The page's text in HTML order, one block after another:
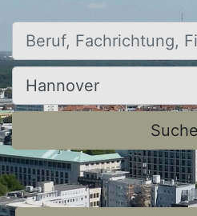
Beruf, Fachrichtung, Firma
Ort, Stadt